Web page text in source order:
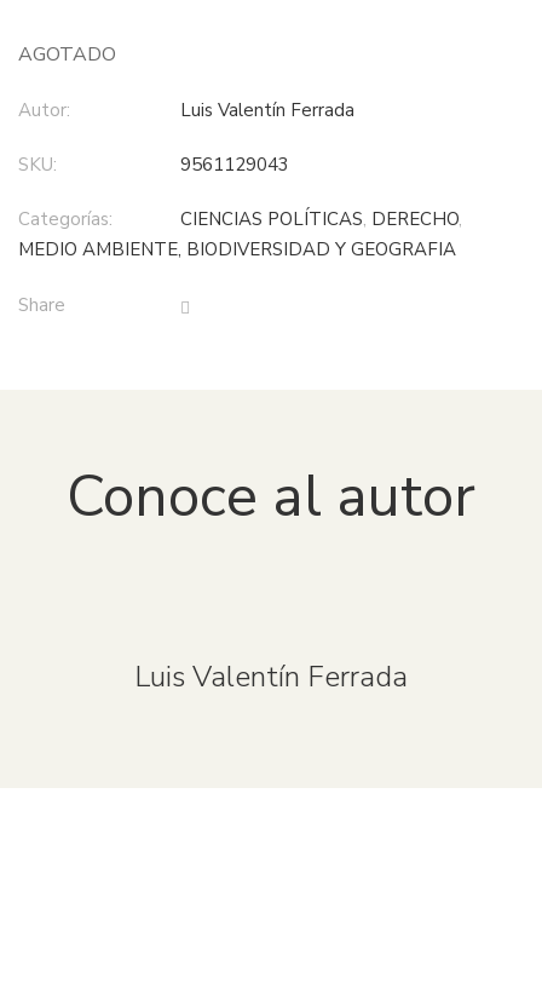
AGOTADO
Autor: Luis Valentín Ferrada
SKU: 9561129043
Categorías: CIENCIAS POLÍTICAS, DERECHO,
MEDIO AMBIENTE, BIODIVERSIDAD Y GEOGRAFIA
Share
Conoce al autor
Luis Valentín Ferrada